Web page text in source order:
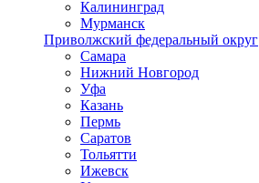
Калининград
Мурманск
Приволжский федеральный округ
Самара
Нижний Новгород
Уфа
Казань
Пермь
Саратов
Тольятти
Ижевск